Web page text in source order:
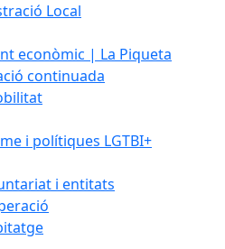
Local
econòmic | La Piqueta
continuada
i polítiques LGTBI+
i entitats